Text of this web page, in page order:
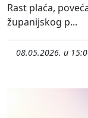
Rast plaća,
županijskog p...
08.05.2026. u